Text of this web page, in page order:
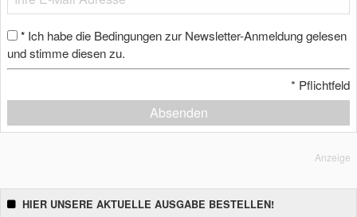
* Ich habe die Bedingungen zur Newsletter-Anmeldung gelesen
und stimme diesen zu.
* Pflichtfeld
Absenden
Anzeige
HIER UNSERE AKTUELLE AUSGABE BESTELLEN!